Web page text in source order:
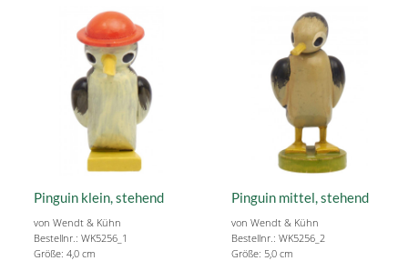
Pinguin klein, stehend
von Wendt & Kühn
Bestellnr.: WK5256_1
Größe: 4,0 cm
Pinguin mittel, stehend
von Wendt & Kühn
Bestellnr.: WK5256_2
Größe: 5,0 cm